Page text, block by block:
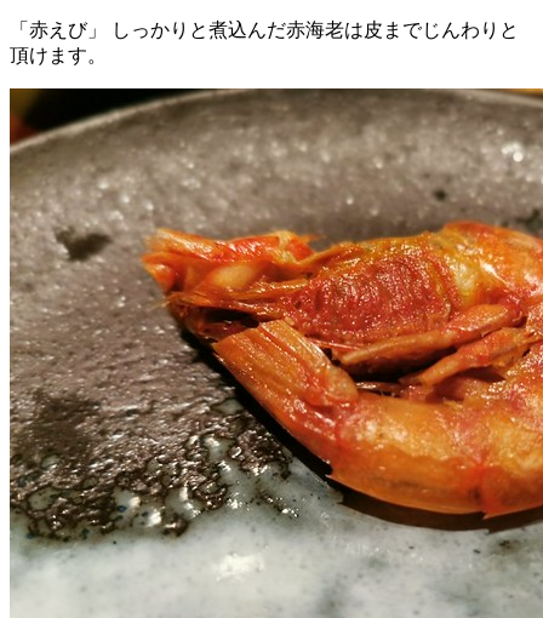
「赤えび」 しっかりと煮込んだ赤海老は皮までじんわりと
頂けます。